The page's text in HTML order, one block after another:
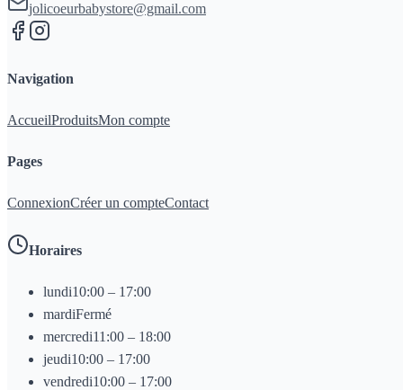
jolicoeurbabystore@gmail.com
Navigation
AccueilProduitsMon compte
Pages
ConnexionCréer un compteContact
Horaires
lundi10:00 – 17:00
mardiFermé
mercredi11:00 – 18:00
jeudi10:00 – 17:00
vendredi10:00 – 17:00